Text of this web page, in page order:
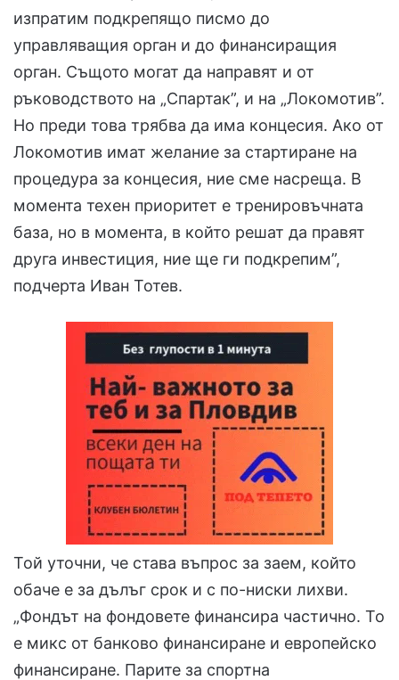
изпратим подкрепящо писмо до
управляващия орган и до финансиращия
орган. Същото могат да направят и от
ръководството на „Спартак”, и на „Локомотив”.
Но преди това трябва да има концесия. Ако от
Локомотив имат желание за стартиране на
процедура за концесия, ние сме насреща. В
момента техен приоритет е тренировъчната
база, но в момента, в който решат да правят
друга инвестиция, ние ще ги подкрепим”,
подчерта Иван Тотев.
Той уточни, че става въпрос за заем, който
обаче е за дълъг срок и с по-ниски лихви.
„Фондът на фондовете финансира частично. То
е микс от банково финансиране и европейско
финансиране. Парите за спортна